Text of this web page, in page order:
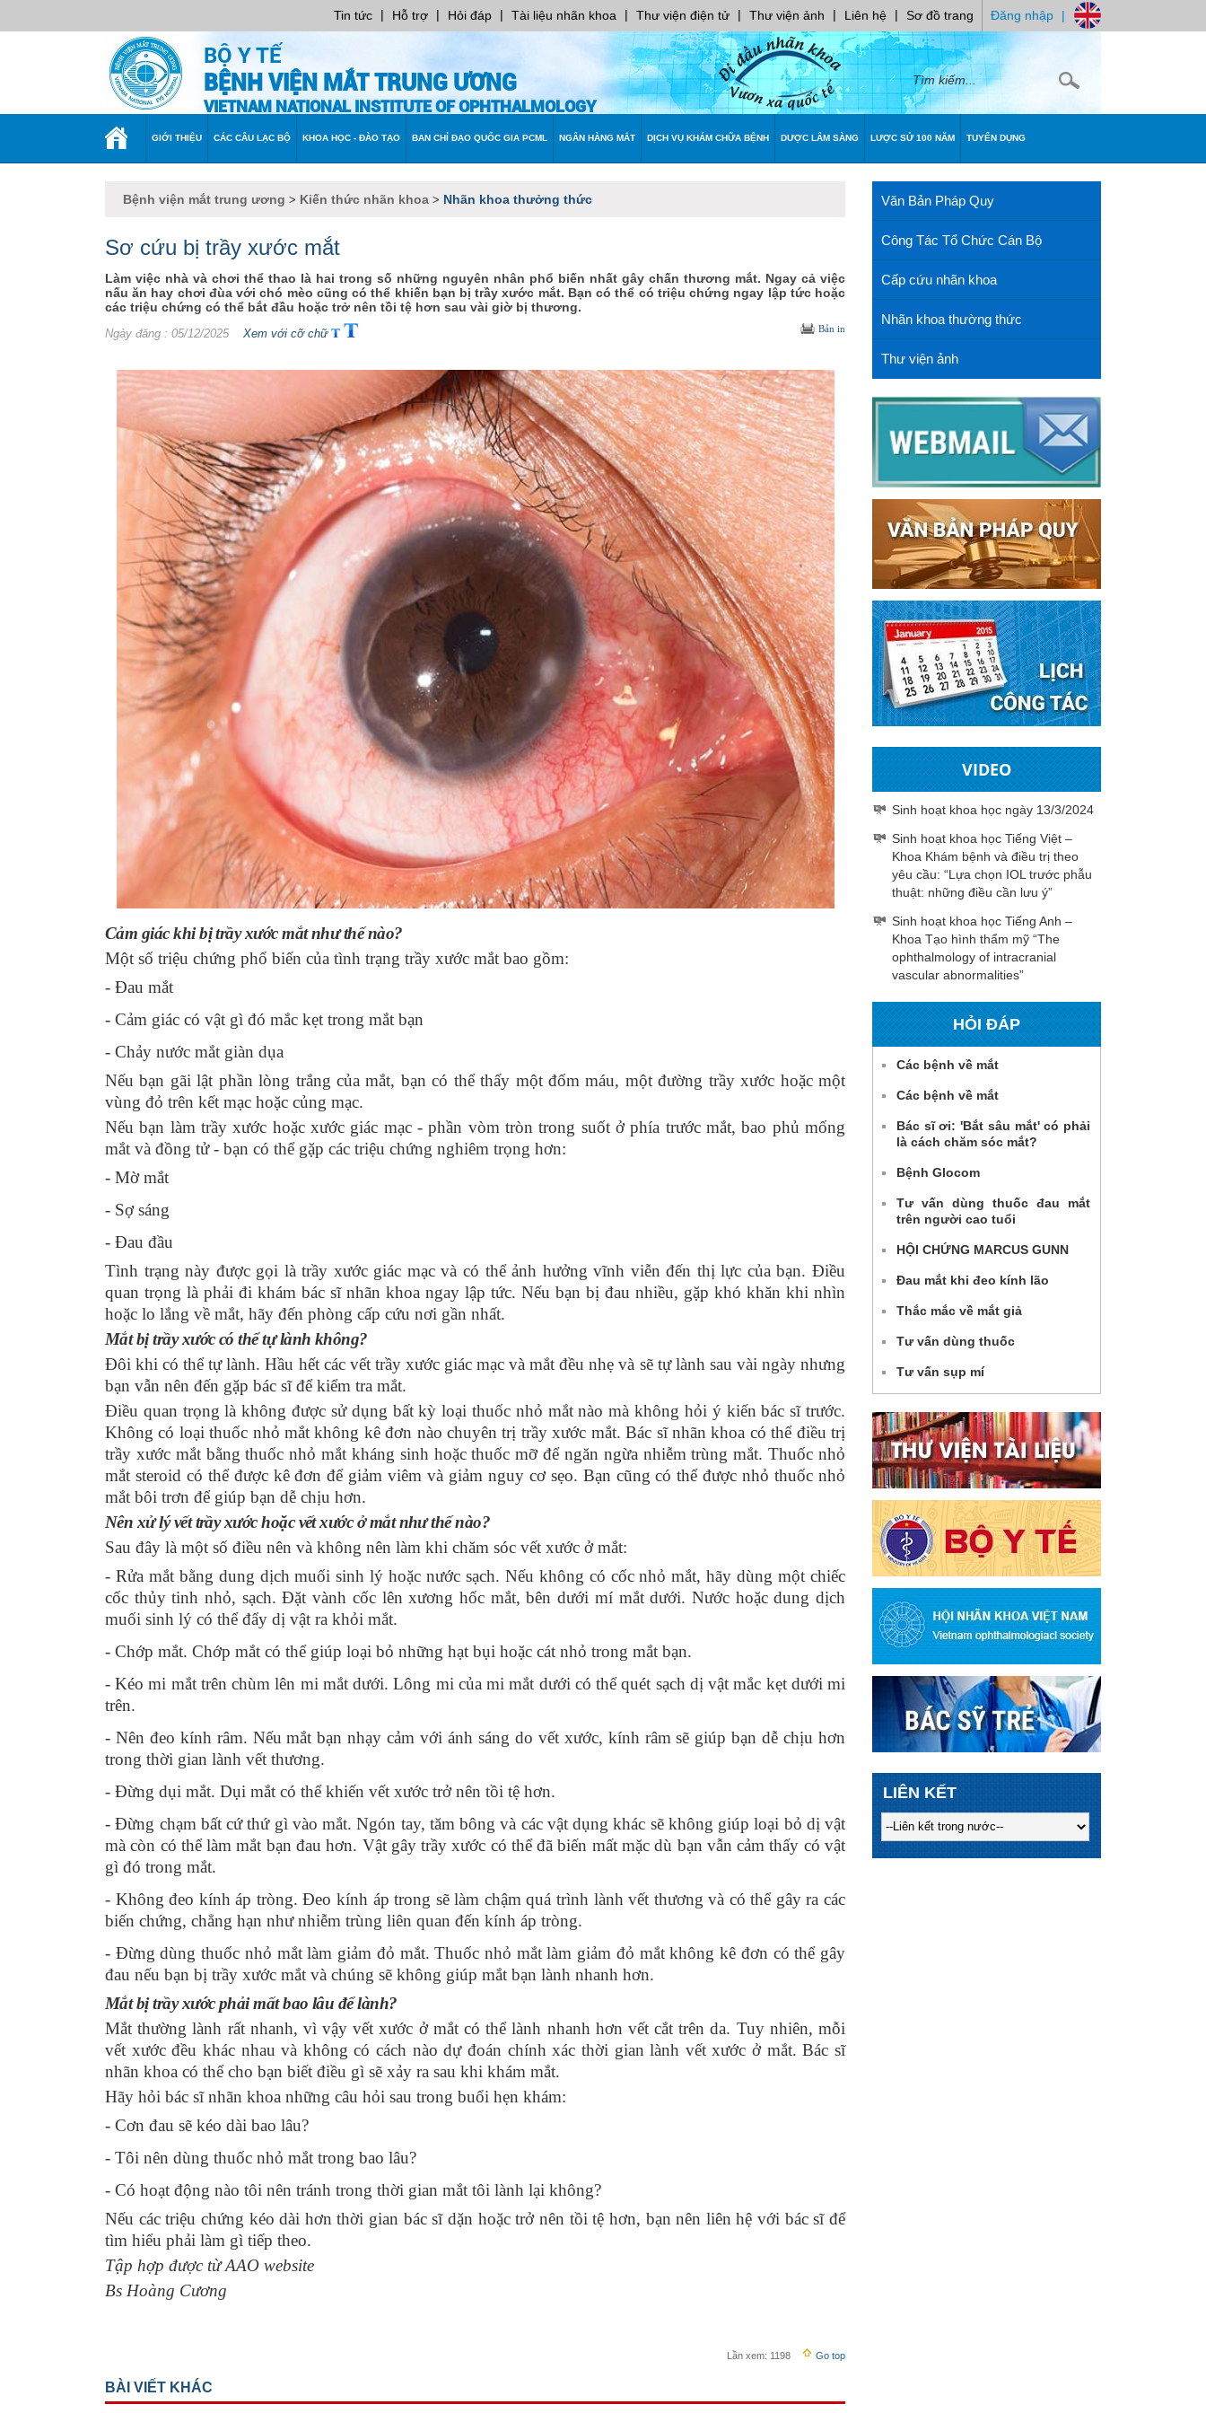
Tin tức | Hỗ trợ | Hỏi đáp | Tài liệu nhãn khoa | Thư viện điện tử | Thư viện ảnh | Liên hệ | Sơ đồ trang Đăng nhập |
BỘ Y TẾ
BỆNH VIỆN MẮT TRUNG ƯƠNG
VIETNAM NATIONAL INSTITUTE OF OPHTHALMOLOGY
TRANG GIỚI THIỆU CÁC CÂU LẠC BỘ KHOA HỌC - ĐÀO TẠO BAN CHỈ ĐẠO QUỐC GIA PCML NGÂN HÀNG MẮT DỊCH VỤ KHÁM CHỮA BỆNH DƯỢC LÂM SÀNG LƯỢC SỬ 100 NĂM TUYỂN DỤNG
Bệnh viện mắt trung ương > Kiến thức nhãn khoa > Nhãn khoa thưởng thức
Sơ cứu bị trầy xước mắt
Làm việc nhà và chơi thể thao là hai trong số những nguyên nhân phổ biến nhất gây chấn thương mắt. Ngay cả việc
nấu ăn hay chơi đùa với chó mèo cũng có thể khiến bạn bị trầy xước mắt. Bạn có thể có triệu chứng ngay lập tức hoặc
các triệu chứng có thể bắt đầu hoặc trở nên tồi tệ hơn sau vài giờ bị thương.
Ngày đăng : 05/12/2025 Xem với cỡ chữ Bản in
Cảm giác khi bị trầy xước mắt như thế nào?
Một số triệu chứng phổ biến của tình trạng trầy xước mắt bao gồm:
- Đau mắt
- Cảm giác có vật gì đó mắc kẹt trong mắt bạn
- Chảy nước mắt giàn dụa
Nếu bạn gãi lật phần lòng trắng của mắt, bạn có thể thấy một đốm máu, một đường trầy xước hoặc một
vùng đỏ trên kết mạc hoặc củng mạc.
Nếu bạn làm trầy xước hoặc xước giác mạc - phần vòm tròn trong suốt ở phía trước mắt, bao phủ mống
mắt và đồng tử - bạn có thể gặp các triệu chứng nghiêm trọng hơn:
- Mờ mắt
- Sợ sáng
- Đau đầu
Tình trạng này được gọi là trầy xước giác mạc và có thể ảnh hưởng vĩnh viễn đến thị lực của bạn. Điều
quan trọng là phải đi khám bác sĩ nhãn khoa ngay lập tức. Nếu bạn bị đau nhiều, gặp khó khăn khi nhìn
hoặc lo lắng về mắt, hãy đến phòng cấp cứu nơi gần nhất.
Mắt bị trầy xước có thể tự lành không?
Đôi khi có thể tự lành. Hầu hết các vết trầy xước giác mạc và mắt đều nhẹ và sẽ tự lành sau vài ngày nhưng
bạn vẫn nên đến gặp bác sĩ để kiểm tra mắt.
Điều quan trọng là không được sử dụng bất kỳ loại thuốc nhỏ mắt nào mà không hỏi ý kiến bác sĩ trước.
Không có loại thuốc nhỏ mắt không kê đơn nào chuyên trị trầy xước mắt. Bác sĩ nhãn khoa có thể điều trị
trầy xước mắt bằng thuốc nhỏ mắt kháng sinh hoặc thuốc mỡ để ngăn ngừa nhiễm trùng mắt. Thuốc nhỏ
mắt steroid có thể được kê đơn để giảm viêm và giảm nguy cơ sẹo. Bạn cũng có thể được nhỏ thuốc nhỏ
mắt bôi trơn để giúp bạn dễ chịu hơn.
Nên xử lý vết trầy xước hoặc vết xước ở mắt như thế nào?
Sau đây là một số điều nên và không nên làm khi chăm sóc vết xước ở mắt:
- Rửa mắt bằng dung dịch muối sinh lý hoặc nước sạch. Nếu không có cốc nhỏ mắt, hãy dùng một chiếc
cốc thủy tinh nhỏ, sạch. Đặt vành cốc lên xương hốc mắt, bên dưới mí mắt dưới. Nước hoặc dung dịch
muối sinh lý có thể đẩy dị vật ra khỏi mắt.
- Chớp mắt. Chớp mắt có thể giúp loại bỏ những hạt bụi hoặc cát nhỏ trong mắt bạn.
- Kéo mi mắt trên chùm lên mi mắt dưới.Lông mi của mi mắt dưới có thể quét sạch dị vật mắc kẹt dưới mi
trên.
- Nên đeo kính râm. Nếu mắt bạn nhạy cảm với ánh sáng do vết xước, kính râm sẽ giúp bạn dễ chịu hơn
trong thời gian lành vết thương.
- Đừng dụi mắt. Dụi mắt có thể khiến vết xước trở nên tồi tệ hơn.
- Đừng chạm bất cứ thứ gì vào mắt.Ngón tay, tăm bông và các vật dụng khác sẽ không giúp loại bỏ dị vật
mà còn có thể làm mắt bạn đau hơn. Vật gây trầy xước có thể đã biến mất mặc dù bạn vẫn cảm thấy có vật
gì đó trong mắt.
- Không đeo kính áp tròng.Đeo kính áp trong sẽ làm chậm quá trình lành vết thương và có thể gây ra các
biến chứng, chẳng hạn như nhiễm trùng liên quan đến kính áp tròng.
- Đừng dùng thuốc nhỏ mắt làm giảm đỏ mắt.Thuốc nhỏ mắt làm giảm đỏ mắt không kê đơn có thể gây
đau nếu bạn bị trầy xước mắt và chúng sẽ không giúp mắt bạn lành nhanh hơn.
Mắt bị trầy xước phải mất bao lâu để lành?
Mắt thường lành rất nhanh, vì vậy vết xước ở mắt có thể lành nhanh hơn vết cắt trên da. Tuy nhiên, mỗi
vết xước đều khác nhau và không có cách nào dự đoán chính xác thời gian lành vết xước ở mắt. Bác sĩ
nhãn khoa có thể cho bạn biết điều gì sẽ xảy ra sau khi khám mắt.
Hãy hỏi bác sĩ nhãn khoa những câu hỏi sau trong buổi hẹn khám:
- Cơn đau sẽ kéo dài bao lâu?
- Tôi nên dùng thuốc nhỏ mắt trong bao lâu?
- Có hoạt động nào tôi nên tránh trong thời gian mắt tôi lành lại không?
Nếu các triệu chứng kéo dài hơn thời gian bác sĩ dặn hoặc trở nên tồi tệ hơn, bạn nên liên hệ với bác sĩ để
tìm hiểu phải làm gì tiếp theo.
Tập hợp được từ AAO website
Bs Hoàng Cương
Lần xem: 1198 Go top
BÀI VIẾT KHÁC
Văn Bản Pháp Quy
Công Tác Tổ Chức Cán Bộ
Cấp cứu nhãn khoa
Nhãn khoa thường thức
Thư viện ảnh
VIDEO
Sinh hoạt khoa học ngày 13/3/2024
Sinh hoạt khoa học Tiếng Việt –
Khoa Khám bệnh và điều trị theo
yêu cầu: “Lựa chọn IOL trước phẫu
thuật: những điều cần lưu ý”
Sinh hoạt khoa học Tiếng Anh –
Khoa Tạo hình thẩm mỹ “The
ophthalmology of intracranial
vascular abnormalities”
HỎI ĐÁP
Các bệnh về mắt
Các bệnh về mắt
Bác sĩ ơi: 'Bắt sâu mắt' có phải
là cách chăm sóc mắt?
Bệnh Glocom
Tư vấn dùng thuốc đau mắt
trên người cao tuổi
HỘI CHỨNG MARCUS GUNN
Đau mắt khi đeo kính lão
Thắc mắc về mắt giả
Tư vấn dùng thuốc
Tư vấn sụp mí
LIÊN KẾT